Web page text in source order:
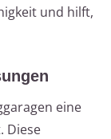
und hilft,
eine
Diese